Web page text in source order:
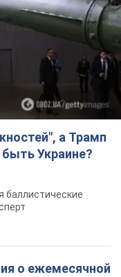
а Трамп
быть Украине?
баллистические
о ежемесячной